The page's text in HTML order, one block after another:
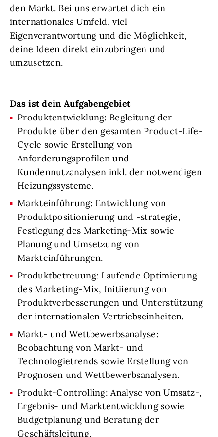
den Markt. Bei uns erwartet dich ein
internationales Umfeld, viel
Eigenverantwortung und die Möglichkeit,
deine Ideen direkt einzubringen und
umzusetzen.
Das ist dein Aufgabengebiet
Produktentwicklung: Begleitung der
Produkte über den gesamten Product-Life-
Cycle sowie Erstellung von
Anforderungsprofilen und
Kundennutzanalysen inkl. der notwendigen
Heizungssysteme.
Markteinführung: Entwicklung von
Produktpositionierung und -strategie,
Festlegung des Marketing-Mix sowie
Planung und Umsetzung von
Markteinführungen.
Produktbetreuung: Laufende Optimierung
des Marketing-Mix, Initiierung von
Produktverbesserungen und Unterstützung
der internationalen Vertriebseinheiten.
Markt- und Wettbewerbsanalyse:
Beobachtung von Markt- und
Technologietrends sowie Erstellung von
Prognosen und Wettbewerbsanalysen.
Produkt-Controlling: Analyse von Umsatz-,
Ergebnis- und Marktentwicklung sowie
Budgetplanung und Beratung der
Geschäftsleitung.